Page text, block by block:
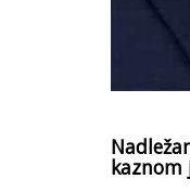
kaznom